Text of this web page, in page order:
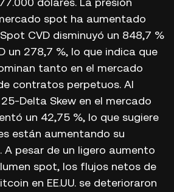
spot ha aumentado
CVD disminuyó un 848,7 %
un 278,7 %, lo que indica que
tanto en el mercado
contratos perpetuos. Al
Delta Skew en el mercado
un 42,75 %, lo que sugiere
están aumentando su
pesar de un ligero aumento
spot, los flujos netos de
en EE.UU. se deterioraron